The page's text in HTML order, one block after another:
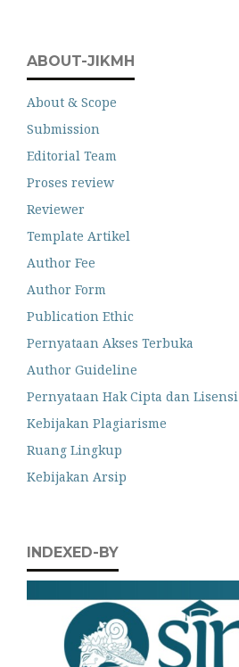
ABOUT-JIKMH
About & Scope
Submission
Editorial Team
Proses review
Reviewer
Template Artikel
Author Fee
Author Form
Publication Ethic
Pernyataan Akses Terbuka
Author Guideline
Pernyataan Hak Cipta dan Lisensi
Kebijakan Plagiarisme
Ruang Lingkup
Kebijakan Arsip
INDEXED-BY